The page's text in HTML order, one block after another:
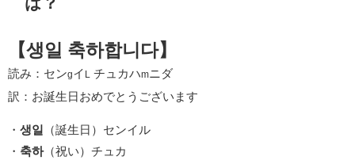
【생일 축하합니다】
読み：センgイ チュカハmニダ
訳：お誕生日おめでとうございます
・ 생일
（誕生日）センイル
・ 축하（祝い）チュカ